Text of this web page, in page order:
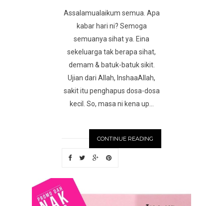
Assalamualaikum semua. Apa
kabar hari ni? Semoga
semuanya sihat ya. Eina
sekeluarga tak berapa sihat,
demam & batuk-batuk sikit.
Ujian dari Allah, InshaaAllah,
sakit itu penghapus dosa-dosa
kecil. So, masa ni kena up...
CONTINUE READING